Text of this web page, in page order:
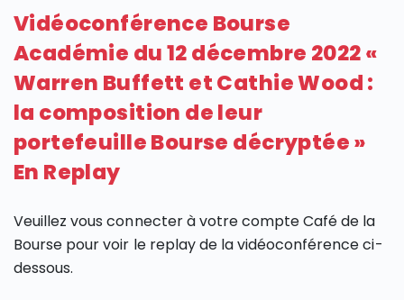
Vidéoconférence Bourse
Académie du 12 décembre 2022 «
Warren Buffett et Cathie Wood :
la composition de leur
portefeuille Bourse décryptée »
En Replay
Veuillez vous connecter à votre compte Café de la
Bourse pour voir le replay de la vidéoconférence ci-
dessous.